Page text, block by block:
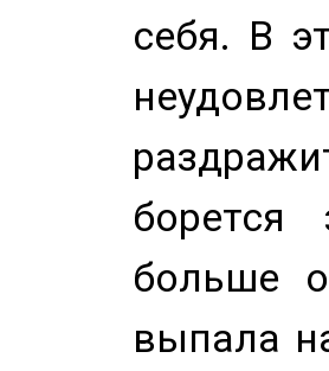
себя. В
больше
выпала